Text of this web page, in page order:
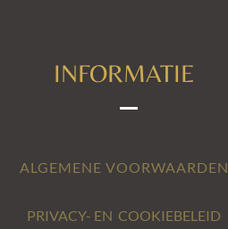
INFORMATIE
ALGEMENE VOORWAARDEN
PRIVACY- EN COOKIEBELEID